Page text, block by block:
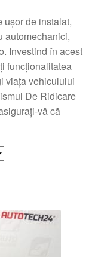
ușor de instalat,
automechanici,
Investind în acest
funcționalitatea
viața vehiculului
De Ridicare
vă că